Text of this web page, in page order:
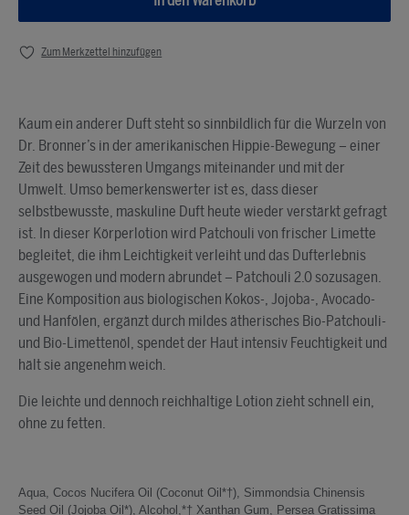
Zum Merkzettel hinzufügen
Kaum ein anderer Duft steht so sinnbildlich für die Wurzeln von
Dr. Bronner’s in der amerikanischen Hippie-Bewegung – einer
Zeit des bewussteren Umgangs miteinander und mit der
Umwelt. Umso bemerkenswerter ist es, dass dieser
selbstbewusste, maskuline Duft heute wieder verstärkt gefragt
ist. In dieser Körperlotion wird Patchouli von frischer Limette
begleitet, die ihm Leichtigkeit verleiht und das Dufterlebnis
ausgewogen und modern abrundet – Patchouli 2.0 sozusagen.
Eine Komposition aus biologischen Kokos-, Jojoba-, Avocado-
und Hanfölen, ergänzt durch mildes ätherisches Bio-Patchouli-
und Bio-Limettenöl, spendet der Haut intensiv Feuchtigkeit und
hält sie angenehm weich.
Die leichte und dennoch reichhaltige Lotion zieht schnell ein,
ohne zu fetten.
Aqua, Cocos Nucifera Oil (Coconut Oil*†), Simmondsia Chinensis
Seed Oil (Jojoba Oil*), Alcohol,*† Xanthan Gum, Persea Gratissima